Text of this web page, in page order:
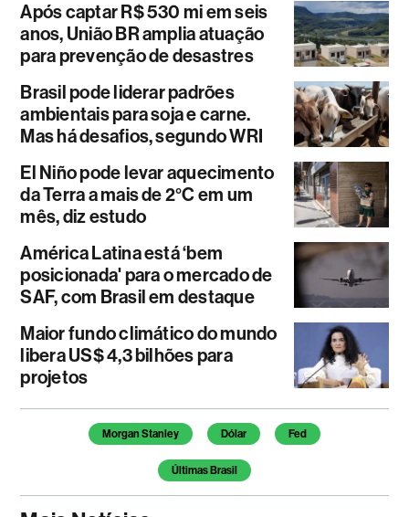
Após captar R$ 530 mi em seis
anos, União BR amplia atuação
para prevenção de desastres
Brasil pode liderar padrões
ambientais para soja e carne.
Mas há desafios, segundo WRI
El Niño pode levar aquecimento
da Terra a mais de 2°C em um
mês, diz estudo
América Latina está ‘bem
posicionada' para o mercado de
SAF, com Brasil em destaque
Maior fundo climático do mundo
libera US$ 4,3 bilhões para
projetos
Temas deste artigo
Morgan Stanley Dólar Fed
Últimas Brasil